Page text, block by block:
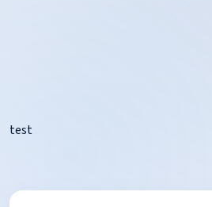
test